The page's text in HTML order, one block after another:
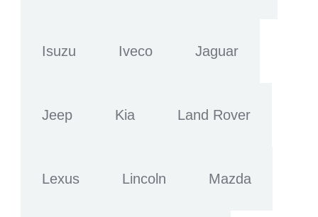
Isuzu Iveco Jaguar
Jeep Kia Land Rover
Lexus Lincoln Mazda